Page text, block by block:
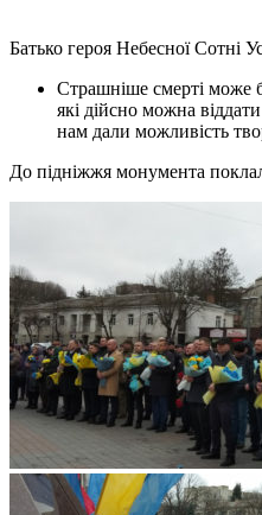
Батько героя Небесної Сотні
Страшніше смерті може
які дійсно можна
нам дали можливість
До підніжжя монумента